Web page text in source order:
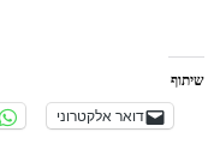
שיתוף
דואר אלקטרוני